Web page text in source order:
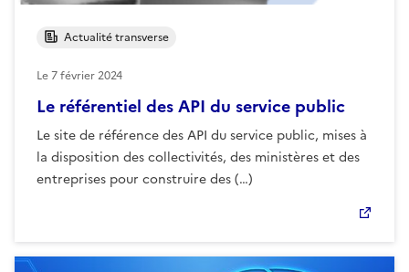
Le référentiel des API du service public
Le site de référence des API du service public, mises à
la disposition des collectivités, des ministères et des
entreprises pour construire des (…)
Actualité transverse
Le7 février 2024